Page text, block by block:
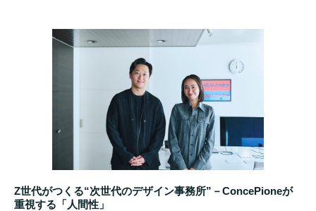
Z世代がつくる“次世代のデザイン事務所”－ConcePioneが
重視する「人間性」